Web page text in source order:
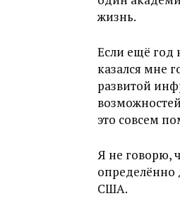
жизнь.
Если ещё год
казался мне
развитой
это совсем
Я не говорю,
определённо
США.